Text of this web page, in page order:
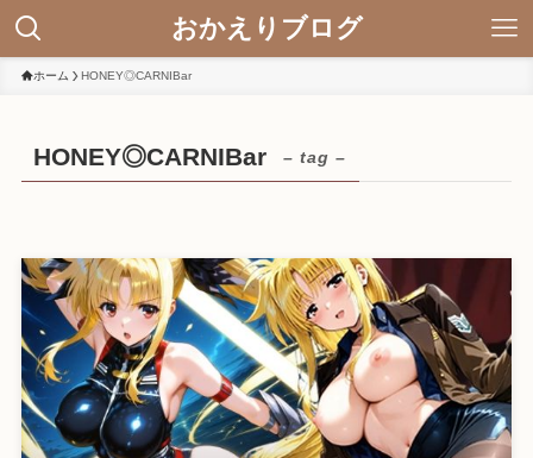
おかえりブログ
ホーム HONEY◎CARNIBar
HONEY◎CARNIBar – tag –